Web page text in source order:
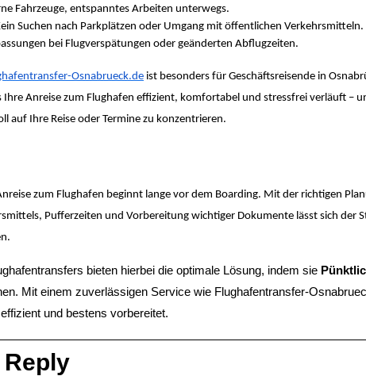
Fahrzeuge, entspanntes Arbeiten unterwegs.
Suchen nach Parkplätzen oder Umgang mit öffentlichen Verkehrsmitteln.
bei Flugverspätungen oder geänderten Abflugzeiten.
Osnabrueck.de ist besonders für Geschäftsreisende in
Ihre Anreise zum Flughafen effizient, komfortabel und stressfrei verläuft –
auf Ihre Reise oder Termine zu konzentrieren.
zum Flughafen beginnt lange vor dem Boarding. Mit der richtigen
Pufferzeiten und Vorbereitung wichtiger Dokumente lässt sich der
bieten hierbei die optimale Lösung, indem sie
Mit einem zuverlässigen Service wie Flughafentransfer-
und bestens vorbereitet.
Reply